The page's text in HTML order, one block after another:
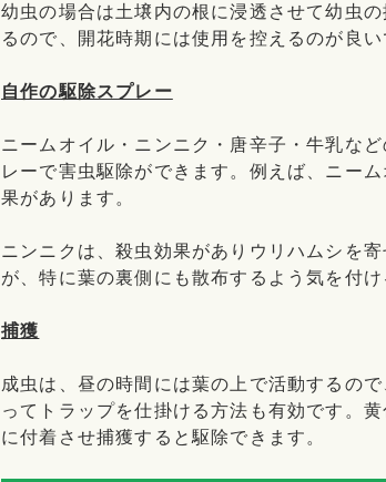
幼虫の場合は土壌内の根に浸透させて幼虫
るので、開花時期には使用を控えるのが良い
自作の駆除スプレー
ニームオイル・ニンニク・唐辛子・牛乳な
レーで害虫駆除ができます。例えば、ニー
果があります。
ニンニクは、殺虫効果がありウリハムシを
が、特に葉の裏側にも散布するよう気を付け
捕獲
成虫は、昼の時間には葉の上で活動するの
ってトラップを仕掛ける方法も有効です。
に付着させ捕獲すると駆除できます。